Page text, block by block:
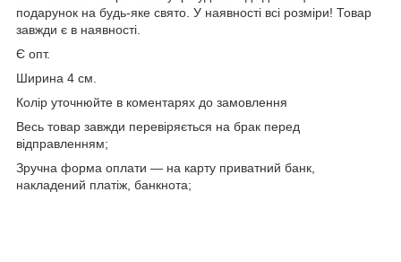
подарунок на будь-яке свято. У наявності всі розміри! Товар
завжди є в наявності.
Є опт.
Ширина 4 см.
Колір уточнюйте в коментарях до замовлення
Весь товар завжди перевіряється на брак перед
відправленням;
Зручна форма оплати — на карту приватний банк,
накладений платіж, банкнота;